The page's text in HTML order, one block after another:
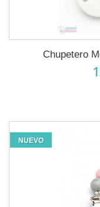
Chupetero
NUEVO